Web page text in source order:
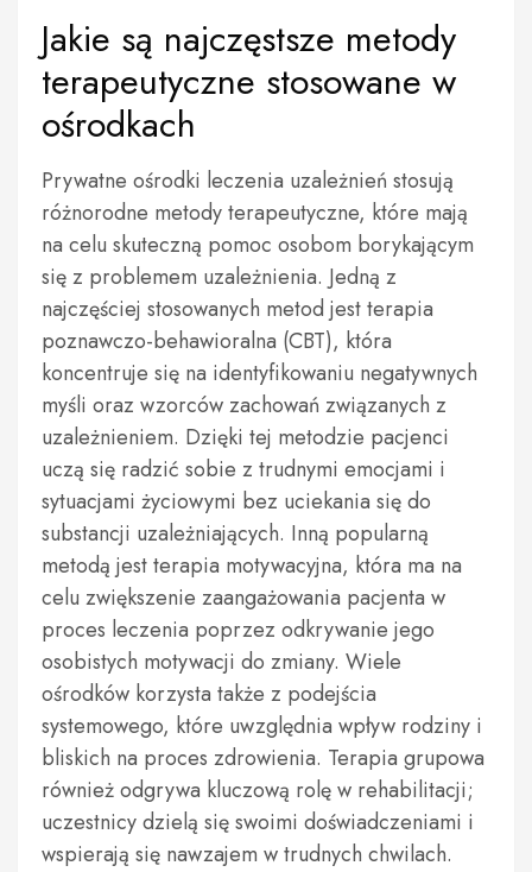
Jakie są najczęstsze metody
terapeutyczne stosowane w
ośrodkach
Prywatne ośrodki leczenia uzależnień stosują
różnorodne metody terapeutyczne, które mają
na celu skuteczną pomoc osobom borykającym
się z problemem uzależnienia. Jedną z
najczęściej stosowanych metod jest terapia
poznawczo-behawioralna (CBT), która
koncentruje się na identyfikowaniu negatywnych
myśli oraz wzorców zachowań związanych z
uzależnieniem. Dzięki tej metodzie pacjenci
uczą się radzić sobie z trudnymi emocjami i
sytuacjami życiowymi bez uciekania się do
substancji uzależniających. Inną popularną
metodą jest terapia motywacyjna, która ma na
celu zwiększenie zaangażowania pacjenta w
proces leczenia poprzez odkrywanie jego
osobistych motywacji do zmiany. Wiele
ośrodków korzysta także z podejścia
systemowego, które uwzględnia wpływ rodziny i
bliskich na proces zdrowienia. Terapia grupowa
również odgrywa kluczową rolę w rehabilitacji;
uczestnicy dzielą się swoimi doświadczeniami i
wspierają się nawzajem w trudnych chwilach.